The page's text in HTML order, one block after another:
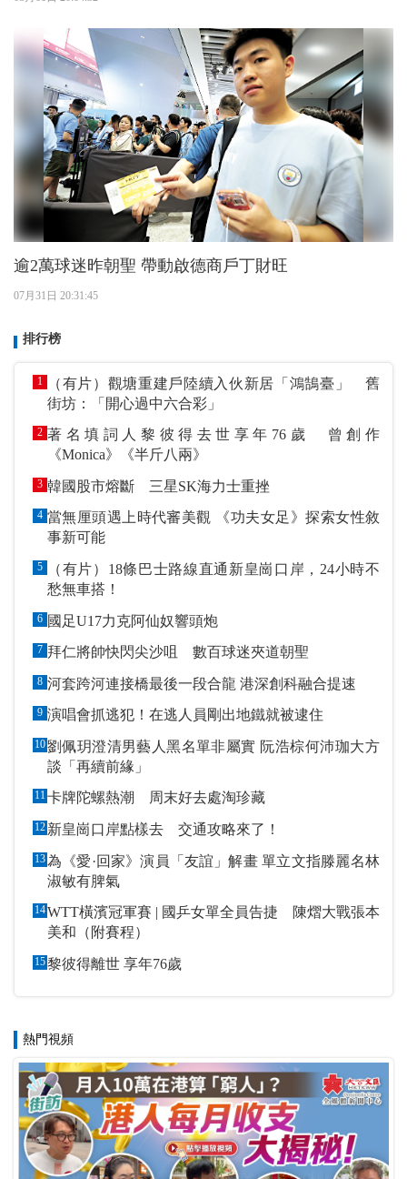
逾2萬球迷昨朝聖 帶動啟德商戶丁財旺
07月31日 20:31:45
排行榜
1
（有片）觀塘重建戶陸續入伙新居「鴻鵠臺」 舊
街坊：「開心過中六合彩」
2 著名填詞人黎彼得去世享年76歲 曾創作
《Monica》《半斤八兩》
3 韓國股市熔斷 三星SK海力士重挫
4 當無厘頭遇上時代審美觀 《功夫女足》探索女性敘
事新可能
5
（有片）18條巴士路線直通新皇崗口岸，24小時不
愁無車搭！
6 國足U17力克阿仙奴響頭炮
7 拜仁將帥快閃尖沙咀 數百球迷夾道朝聖
8 河套跨河連接橋最後一段合龍 港深創科融合提速
9 演唱會抓逃犯！在逃人員剛出地鐵就被逮住
10劉佩玥澄清男藝人黑名單非屬實 阮浩棕何沛珈大方
談「再續前緣」
11卡牌陀螺熱潮 周末好去處淘珍藏
12 新皇崗口岸點樣去 交通攻略來了！
13為《愛·回家》演員「友誼」解畫 單立文指滕麗名林
淑敏有脾氣
14WTT橫濱冠軍賽 | 國乒女單全員告捷 陳熠大戰張本
美和（附賽程）
15 黎彼得離世 享年76歲
熱門視頻